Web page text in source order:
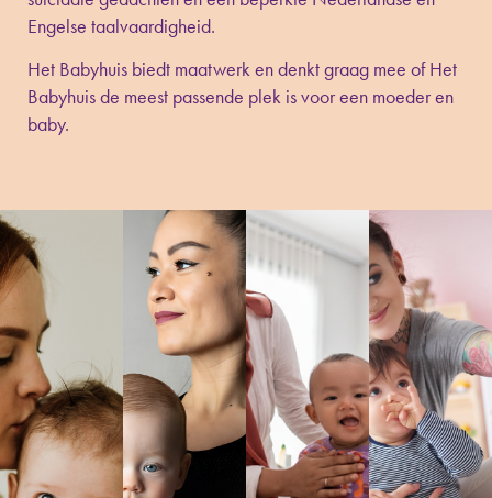
Engelse taalvaardigheid.
Het Babyhuis biedt maatwerk en denkt graag mee of Het
Babyhuis de meest passende plek is voor een moeder en
baby.